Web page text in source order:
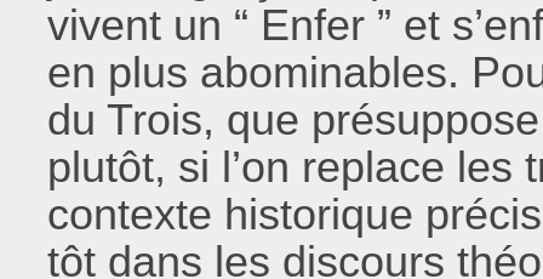
vivent un “ Enfer ” et
en plus abominables.
du Trois, que
plutôt, si l’on replace les
contexte historique
tôt dans les discours